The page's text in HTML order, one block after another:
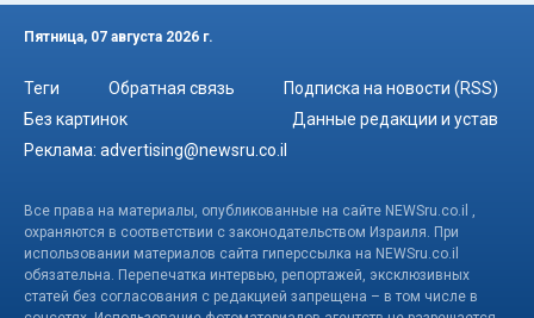
Пятница, 07 августа 2026 г.
Теги Обратная связь
Подписка на новости (RSS)
Без картинок
Данные редакции и устав
Реклама: advertising@newsru.co.il
Все права на материалы, опубликованные на сайте NEWSru.co.il ,
охраняются в соответствии с законодательством Израиля. При
использовании материалов сайта гиперссылка на NEWSru.co.il
обязательна. Перепечатка интервью, репортажей, эксклюзивных
статей без согласования с редакцией запрещена – в том числе в